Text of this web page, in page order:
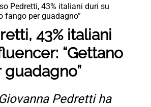
Pedretti, 43% italiani duri su
fango per guadagno”
43% italiani
“Gettano
Pedretti ha